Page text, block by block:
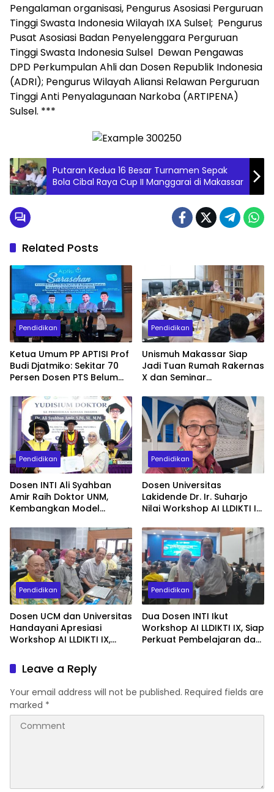
Pengalaman organisasi, Pengurus Asosiasi Perguruan
Tinggi Swasta Indonesia Wilayah IXA Sulsel; Pengurus
Pusat Asosiasi Badan Penyelenggara Perguruan
Tinggi Swasta Indonesia Sulsel Dewan Pengawas
DPD Perkumpulan Ahli dan Dosen Republik Indonesia
(ADRI); Pengurus Wilayah Aliansi Relawan Perguruan
Tinggi Anti Penyalagunaan Narkoba (ARTIPENA)
Sulsel. ***
Putaran Kedua 16 Besar Turnamen Sepak
Bola Cibal Raya Cup II Manggarai di Makassar
Related Posts
Pendidikan
Ketua Umum PP APTISI Prof
Budi Djatmiko: Sekitar 70
Persen Dosen PTS Belum
Percepatan Serdos
Pendidikan
Unismuh Makassar Siap
Jadi Tuan Rumah Rakernas
X dan Seminar
Hadirkan 400 Peserta dari
Dalam dan Luar Negeri
Pendidikan
Dosen INTI Ali Syahban
Amir Raih Doktor UNM,
Kembangkan Model
Komunikasi Bisnis
Pendidikan
Dosen Universitas
Lakidende Dr. Ir. Suharjo
Nilai Workshop AI LLDIKTI IX
untuk Publikasi
Internasional
Pendidikan
Dosen UCM dan Universitas
Handayani Apresiasi
Workshop AI LLDIKTI IX,
Dosen Hadapi
Transformasi Digital
Pendidikan
Dua Dosen INTI Ikut
Workshop AI LLDIKTI IX, Siap
Perkuat Pembelajaran dan
Leave a Reply
Your email address will not be published. Required fields are
marked *